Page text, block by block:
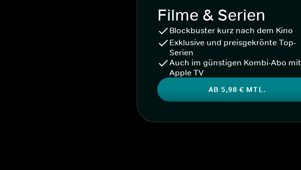
Filme & Serien
Blockbuster kurz nach dem Kino
Exklusive und preisgekrönte Top-
Serien
Auch im günstigen Kombi-Abo mit
Apple TV
AB 5,98 € MTL.